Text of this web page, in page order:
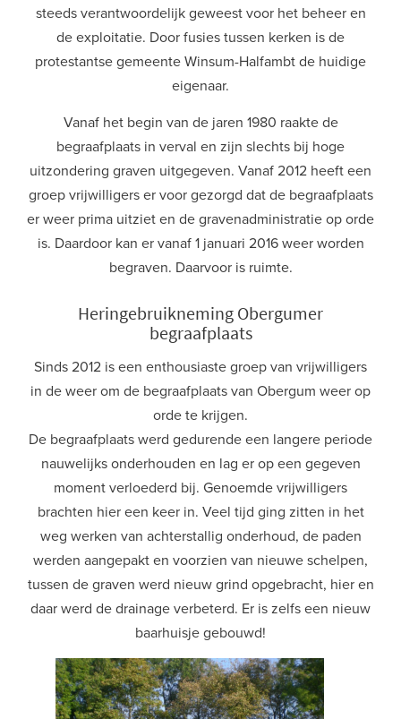
steeds verantwoordelijk geweest voor het beheer en
de exploitatie. Door fusies tussen kerken is de
protestantse gemeente Winsum-Halfambt de huidige
eigenaar.
Vanaf het begin van de jaren 1980 raakte de
begraafplaats in verval en zijn slechts bij hoge
uitzondering graven uitgegeven. Vanaf 2012 heeft een
groep vrijwilligers er voor gezorgd dat de begraafplaats
er weer prima uitziet en de gravenadministratie op orde
is. Daardoor kan er vanaf 1 januari 2016 weer worden
begraven. Daarvoor is ruimte.
Heringebruikneming Obergumer
begraafplaats
Sinds 2012 is een enthousiaste groep van vrijwilligers
in de weer om de begraafplaats van Obergum weer op
orde te krijgen.
De begraafplaats werd gedurende een langere periode
nauwelijks onderhouden en lag er op een gegeven
moment verloederd bij. Genoemde vrijwilligers
brachten hier een keer in. Veel tijd ging zitten in het
weg werken van achterstallig onderhoud, de paden
werden aangepakt en voorzien van nieuwe schelpen,
tussen de graven werd nieuw grind opgebracht, hier en
daar werd de drainage verbeterd. Er is zelfs een nieuw
baarhuisje gebouwd!